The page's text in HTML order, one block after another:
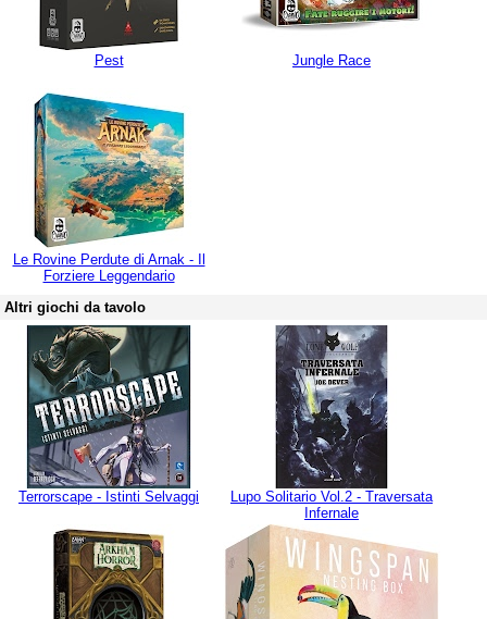
Pest Jungle Race
Le Rovine Perdute di Arnak - Il
Forziere Leggendario
Altri giochi da tavolo
Terrorscape - Istinti Selvaggi
Lupo Solitario Vol.2 - Traversata
Infernale